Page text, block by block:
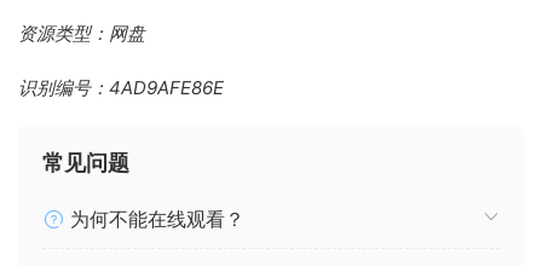
资源类型：网盘
识别编号：4AD9AFE86E
常见问题
为何不能在线观看？